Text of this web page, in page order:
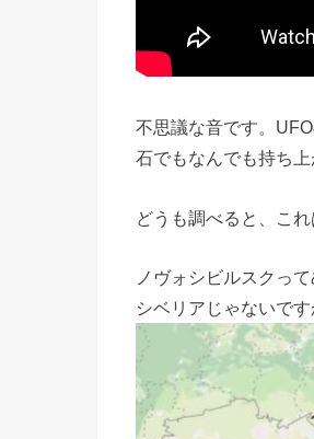
不思議な音です。
石でもなんでも持ち上
どうも調べると、こ
ノヴォシビルスクっ
シベリアじゃないです